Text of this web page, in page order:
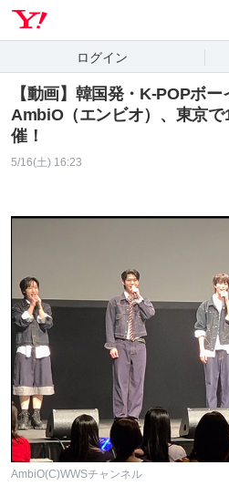
ログイン
【動画】韓国発・K-POPボー
AmbiO（エンビオ）、東京
催！
5/16(土) 16:23
AmbiO(C)WWSチャンネル